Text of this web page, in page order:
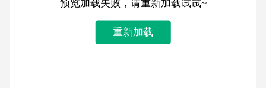
预览加载失败，请重新加载试试~
重新加载